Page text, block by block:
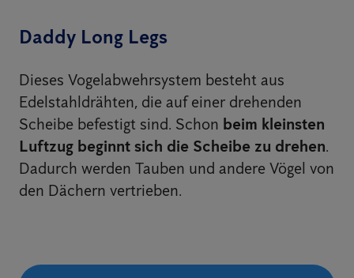
Daddy Long Legs
Dieses Vogelabwehrsystem besteht aus
Edelstahldrähten, die auf einer drehenden
Scheibe befestigt sind. Schon beim kleinsten
Luftzug beginnt sich die Scheibe zu drehen.
Dadurch werden Tauben und andere Vögel von
den Dächern vertrieben.